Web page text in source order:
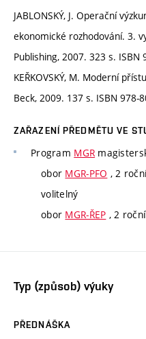
JABLONSKÝ, J. Operační
ekonomické rozhodování. 3.
Publishing, 2007. 323 s. ISBN
KEŘKOVSKÝ, M. Moderní
Beck, 2009. 137 s. ISBN 978-
ZAŘAZENÍ PŘEDMĚTU VE
Program MGR
obor MGR-PFO , 2
volitelný
obor MGR-ŘEP , 2
Typ (způsob) výuky
PŘEDNÁŠKA